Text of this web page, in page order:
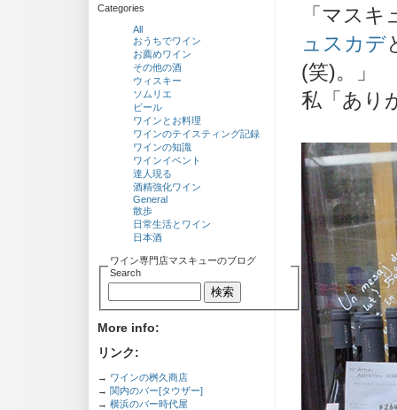
Categories
All
おうちでワイン
お薦めワイン
その他の酒
ウィスキー
ソムリエ
ビール
ワインとお料理
ワインのテイスティング記録
ワインの知識
ワインイベント
達人現る
酒精強化ワイン
General
散歩
日常生活とワイン
日本酒
ワイン専門店マスキューのブログ
Search
More info:
リンク:
→ ワインの桝久商店
→ 関内のバー[タウザー]
→ 横浜のバー時代屋
「マス
ュスカデ
(笑)。」
私「あり